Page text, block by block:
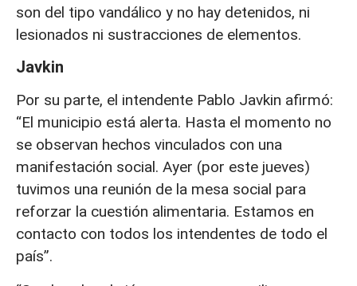
son del tipo vandálico y no hay detenidos, ni
lesionados ni sustracciones de elementos.
Javkin
Por su parte, el intendente Pablo Javkin afirmó:
“El municipio está alerta. Hasta el momento no
se observan hechos vinculados con una
manifestación social. Ayer (por este jueves)
tuvimos una reunión de la mesa social para
reforzar la cuestión alimentaria. Estamos en
contacto con todos los intendentes de todo el
país”.